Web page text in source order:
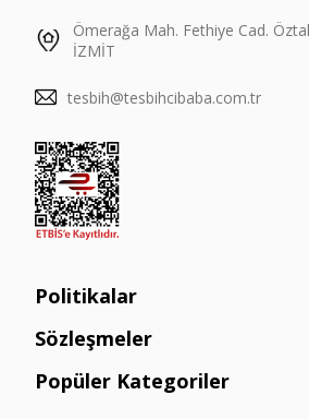
Ömerağa Mah. Fethiye Cad.
İZMİT
tesbih@tesbihcibaba.com.tr
Politikalar
Sözleşmeler
Popüler Kategoriler